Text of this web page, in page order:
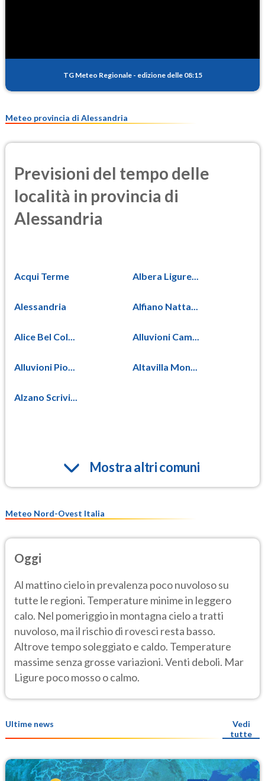
PM25
TG Meteo Regionale - edizione delle 08:15
Meteo provincia di Alessandria
Previsioni del tempo delle
località in provincia di
Alessandria
Acqui Terme Albera Ligure...
Alessandria Alfiano Natta...
Alice Bel Col... Alluvioni Cam...
Alluvioni Pio... Altavilla Mon...
Alzano Scrivi...
Mostra altri comuni
Meteo Nord-Ovest Italia
Oggi
Al mattino cielo in prevalenza poco nuvoloso su
tutte le regioni. Temperature minime in leggero
calo. Nel pomeriggio in montagna cielo a tratti
nuvoloso, ma il rischio di rovesci resta basso.
Altrove tempo soleggiato e caldo. Temperature
massime senza grosse variazioni. Venti deboli. Mar
Ligure poco mosso o calmo.
Ultime news
Vedi
tutte